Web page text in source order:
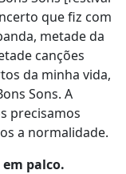
que fiz com
metade da
canções
da minha vida,
Sons. A
precisamos
a normalidade.
palco.